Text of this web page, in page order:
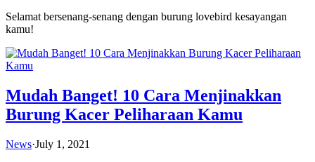
Selamat bersenang-senang dengan burung lovebird kesayangan
kamu!
Mudah Banget! 10 Cara Menjinakkan
Burung Kacer Peliharaan Kamu
News·July 1, 2021